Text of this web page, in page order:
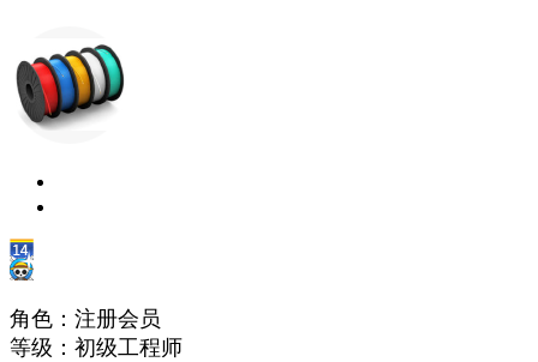
角色：注册会员
等级：初级工程师